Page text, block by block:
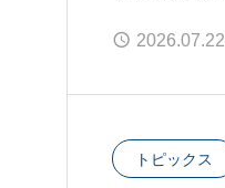
2026.07.22
トピックス